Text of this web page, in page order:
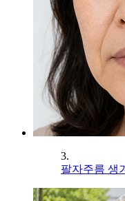
3.
팔자주름 생